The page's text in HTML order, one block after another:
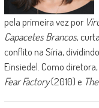
pela primeira vez por
Capacetes Brancos,
conflito na Síria,
Einsiedel. Como
Fear Factory(2010) e